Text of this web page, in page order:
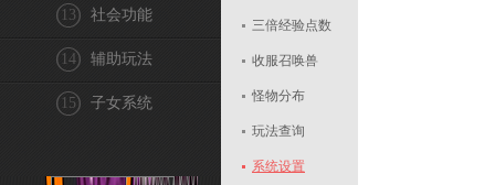
社会功能
13
辅助玩法
14
子女系统
15
三倍经验点数
收服召唤兽
怪物分布
玩法查询
系统设置